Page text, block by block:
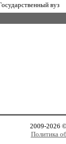
вуз
2009-2026
Политика